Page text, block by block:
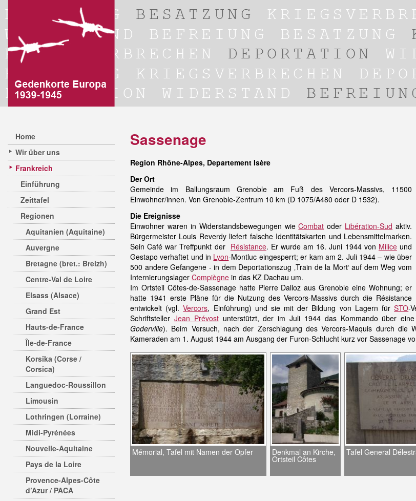
Home
Wir über uns
Frankreich
Einführung
Zeittafel
Regionen
Aquitanien (Aquitaine)
Auvergne
Bretagne (bret.: Breizh)
Centre-Val de Loire
Elsass (Alsace)
Grand Est
Hauts-de-France
Île-de-France
Korsika (Corse /
Corsica)
Languedoc-Roussillon
Limousin
Lothringen (Lorraine)
Midi-Pyrénées
Nouvelle-Aquitaine
Pays de la Loire
Provence-Alpes-Côte
d’Azur / PACA
Sassenage
Region Rhône-Alpes, Departement Isère
Der Ort
Gemeinde im Ballungsraum Grenoble am Fuß des Vercors-Massivs, 11500
Einwohner/innen. Von Grenoble-Zentrum 10 km (D 1075/A480 oder D 1532).
Die Ereignisse
Einwohner waren in Widerstandsbewegungen wieCombat oder Libération-Sud aktiv.
Bürgermeister Louis Reverdy liefert falsche Identitätskarten und Lebensmittelmarken.
Sein Café war Treffpunkt der Résistance. Er wurde am 16. Juni 1944 von Miliceund
Gestapo verhaftet und in Lyon-Montluc eingesperrt; er kam am 2. Juli 1944 – wie über
500 andere Gefangene - in dem Deportationszug ‚Train de la Mort‘ auf dem Weg vom
Internierungslager Compiègne in das KZ Dachau um.
Im Ortsteil Côtes-de-Sassenage hatte Pierre Dalloz aus Grenoble eine Wohnung; er
hatte 1941 erste Pläne für die Nutzung des Vercors-Massivs durch die Résistance
entwickelt (vgl.Vercors, Einführung) und sie mit der Bildung von Lagern fürSTO-
Schriftsteller Jean Prévostunterstützt, der im Juli 1944 das Kommando über
Goderville). Beim Versuch, nach der Zerschlagung des Vercors-Maquis durch
Kameraden am 1. August 1944 am Ausgang der Furon-Schlucht kurz vor Sassenage
Mémorial, Tafel mit Namen der Opfer Denkmal an Kirche,
Ortsteil Côtes
Tafel General